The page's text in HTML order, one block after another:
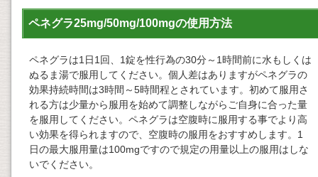
ペネグラ25mg/50mg/100mgの使用方法
ペネグラは1日1回、1錠を性行為の30分～1時間前に水もしくは
ぬるま湯で服用してください。個人差はありますがペネグラの
効果持続時間は3時間～5時間程とされています。初めて服用さ
れる方は少量から服用を始めて調整しながらご自身に合った量
を服用してください。ペネグラは空腹時に服用する事でより高
い効果を得られますので、空腹時の服用をおすすめします。1
日の最大服用量は100mgですので規定の用量以上の服用はしな
いでください。